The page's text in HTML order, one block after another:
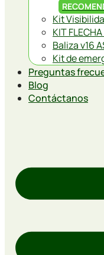
Kit
KIT
Baliza v16
Kit de
Preguntas
Blog
Contáctanos